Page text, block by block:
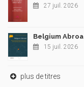
27 juil. 2026
Belgium
15 juil. 2026
plus de titres